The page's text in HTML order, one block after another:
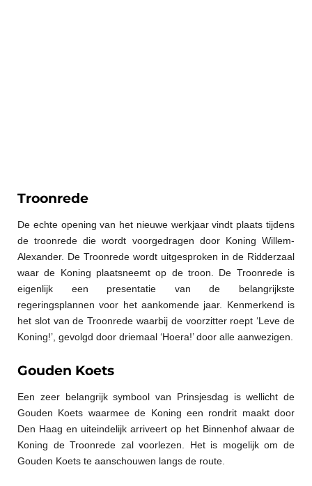
Troonrede
De echte opening van het nieuwe werkjaar vindt plaats tijdens
de troonrede die wordt voorgedragen door Koning Willem-
Alexander. De Troonrede wordt uitgesproken in de Ridderzaal
waar de Koning plaatsneemt op de troon. De Troonrede is
eigenlijk een presentatie van de belangrijkste
regeringsplannen voor het aankomende jaar. Kenmerkend is
het slot van de Troonrede waarbij de voorzitter roept ‘Leve de
Koning!’, gevolgd door driemaal ‘Hoera!’ door alle aanwezigen.
Gouden Koets
Een zeer belangrijk symbool van Prinsjesdag is wellicht de
Gouden Koets waarmee de Koning een rondrit maakt door
Den Haag en uiteindelijk arriveert op het Binnenhof alwaar de
Koning de Troonrede zal voorlezen. Het is mogelijk om de
Gouden Koets te aanschouwen langs de route.